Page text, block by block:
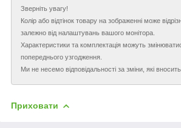
Зверніть увагу!
Колір або відтінок товару на зображенні може
залежно від налаштувань вашого монітора.
Характеристики та комплектація можуть
попереднього узгодження.
Ми не несемо відповідальності за зміни, які
Приховати